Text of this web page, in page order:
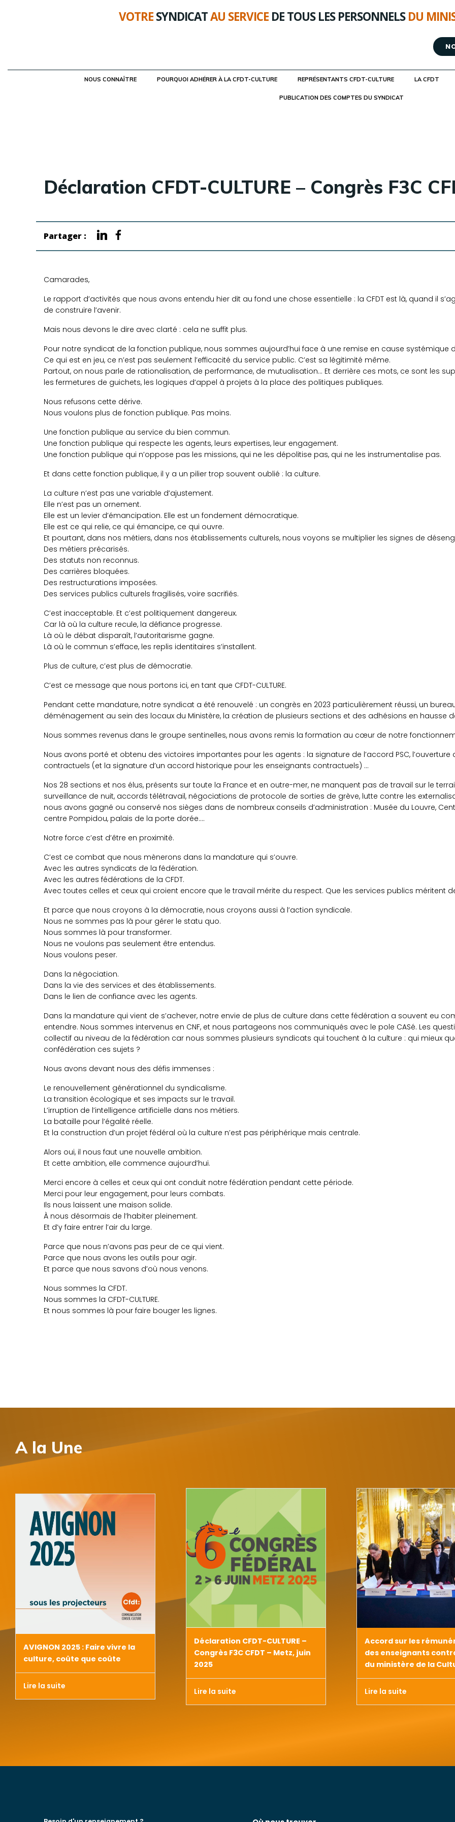
VOTRESYNDICATAU SERVICE DE TOUS LES PERSONNELSDU
NOUS CONNAÎTRE POURQUOI ADHÉRER À LA CFDT-CULTURE REPRÉSENTANTS CFDT-CULTURE LA CFDT
PUBLICATION DES COMPTES DU SYNDICAT
Déclaration CFDT-CULTURE – Congrès F3C
Partager :
Camarades,
Le rapport d’activités que nous avons entendu hier dit au fond une chose essentielle : la CFDT est là, quand il
de construire l’avenir.
Mais nous devons le dire avec clarté : cela ne suffit plus.
Pour notre syndicat de la fonction publique, nous sommes aujourd’hui face à une remise en cause systémique
Ce qui est en jeu, ce n’est pas seulement l’efficacité du service public. C’est sa légitimité même.
Partout, on nous parle de rationalisation, de performance, de mutualisation… Et derrière ces mots, ce sont les
les fermetures de guichets, les logiques d’appel à projets à la place des politiques publiques.
Nous refusons cette dérive.
Nous voulons plus de fonction publique. Pas moins.
Une fonction publique au service du bien commun.
Une fonction publique qui respecte les agents, leurs expertises, leur engagement.
Une fonction publique qui n’oppose pas les missions, qui ne les dépolitise pas, qui ne les instrumentalise pas.
Et dans cette fonction publique, il y a un pilier trop souvent oublié : la culture.
La culture n’est pas une variable d’ajustement.
Elle n’est pas un ornement.
Elle est un levier d’émancipation. Elle est un fondement démocratique.
Elle est ce qui relie, ce qui émancipe, ce qui ouvre.
Et pourtant, dans nos métiers, dans nos établissements culturels, nous voyons se multiplier les signes de
Des métiers précarisés.
Des statuts non reconnus.
Des carrières bloquées.
Des restructurations imposées.
Des services publics culturels fragilisés, voire sacrifiés.
C’est inacceptable. Et c’est politiquement dangereux.
Car là où la culture recule, la défiance progresse.
Là où le débat disparaît, l’autoritarisme gagne.
Là où le commun s’efface, les replis identitaires s’installent.
Plus de culture, c’est plus de démocratie.
C’est ce message que nous portons ici, en tant que CFDT-CULTURE.
Pendant cette mandature, notre syndicat a été renouvelé : un congrès en 2023 particulièrement réussi, un
déménagement au sein des locaux du Ministère, la création de plusieurs sections et des adhésions en hausse
Nous sommes revenus dans le groupe sentinelles, nous avons remis la formation au cœur de notre
Nous avons porté et obtenu des victoires importantes pour les agents : la signature de l’accord PSC,
contractuels (et la signature d’un accord historique pour les enseignants contractuels) …
Nos 28 sections et nos élus, présents sur toute la France et en outre-mer, ne manquent pas de travail sur le
surveillance de nuit, accords télétravail, négociations de protocole de sorties de grève, lutte contre les
nous avons gagné ou conservé nos sièges dans de nombreux conseils d’administration : Musée du Louvre,
centre Pompidou, palais de la porte dorée….
Notre force c’est d’être en proximité.
C’est ce combat que nous mènerons dans la mandature qui s’ouvre.
Avec les autres syndicats de la fédération.
Avec les autres fédérations de la CFDT.
Avec toutes celles et ceux qui croient encore que le travail mérite du respect. Que les services publics méritent
Et parce que nous croyons à la démocratie, nous croyons aussi à l’action syndicale.
Nous ne sommes pas là pour gérer le statu quo.
Nous sommes là pour transformer.
Nous ne voulons pas seulement être entendus.
Nous voulons peser.
Dans la négociation.
Dans la vie des services et des établissements.
Dans le lien de confiance avec les agents.
Dans la mandature qui vient de s’achever, notre envie de plus de culture dans cette fédération a souvent eu
entendre. Nous sommes intervenus en CNF, et nous partageons nos communiqués avec le pole CASé. Les
collectif au niveau de la fédération car nous sommes plusieurs syndicats qui touchent à la culture : qui mieux
confédération ces sujets ?
Nous avons devant nous des défis immenses :
Le renouvellement générationnel du syndicalisme.
La transition écologique et ses impacts sur le travail.
L’irruption de l’intelligence artificielle dans nos métiers.
La bataille pour l’égalité réelle.
Et la construction d’un projet fédéral où la culture n’est pas périphérique mais centrale.
Alors oui, il nous faut une nouvelle ambition.
Et cette ambition, elle commence aujourd’hui.
Merci encore à celles et ceux qui ont conduit notre fédération pendant cette période.
Merci pour leur engagement, pour leurs combats.
Ils nous laissent une maison solide.
À nous désormais de l’habiter pleinement.
Et d’y faire entrer l’air du large.
Parce que nous n’avons pas peur de ce qui vient.
Parce que nous avons les outils pour agir.
Et parce que nous savons d’où nous venons.
Nous sommes la CFDT.
Nous sommes la CFDT-CULTURE.
Et nous sommes là pour faire bouger les lignes.
A la Une
AVIGNON 2025 : Faire vivre la
culture, coûte que coûte
Lire la suite
Déclaration CFDT-CULTURE –
Congrès F3C CFDT – Metz, juin
2025
Lire la suite
Accord sur les
des enseignants
du ministère de la
Lire la suite